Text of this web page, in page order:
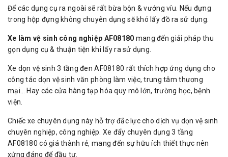
Để các dụng cụ ra ngoài sẽ rất bừa bộn & vướng víu. Nếu đựng
trong hộp đựng không chuyên dụng sẽ khó lấy đồ ra sử dụng.
Xe làm vệ sinh công nghiệp AF08180 mang đến giải pháp thu
gọn dụng cụ & thuận tiện khi lấy ra sử dụng.
Xe dọn vệ sinh 3 tầng đen AF08180 rất thích hợp ứng dụng cho
công tác dọn vệ sinh văn phòng làm việc, trung tâm thương
mại… Hay các cửa hàng tạp hóa quy mô lớn, trường học, bệnh
viện.
Chiếc xe chuyên dụng này hỗ trợ đắc lực cho dịch vụ dọn vệ sinh
chuyên nghiệp, công nghiệp. Xe đẩy chuyên dụng 3 tầng
AF08180 có giá thành rẻ, mang đến sự hữu ích thiết thực nên
xứng đáng để đầu tư.